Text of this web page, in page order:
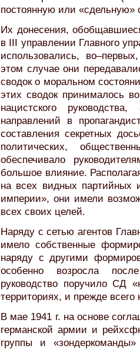
постоянную или «сдельную»
Их донесения,
в III управлении Главного
использовались,
этом случае они
сводок о моральном
этих сводок принималось
нацистского
направлений в
составления секретных
политических,
обеспечивало
большое влияние.
на всех видных партийных
империи», они имели
всех своих целей.
Наряду с сетью агентов
имело собственные
наряду с другими
особенно возросла
руководство поручило СД
территориях, и прежде
В мае 1941 г. на основе
германской армии и
группы и